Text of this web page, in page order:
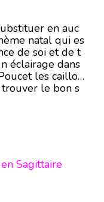
en auc
natal qui es
de soi et de t
éclairage dans
les caillou
le bon s
Sagittaire